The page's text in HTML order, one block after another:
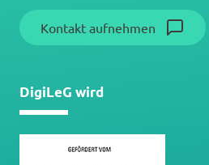
Kontakt aufnehmen
DigiLeG wird